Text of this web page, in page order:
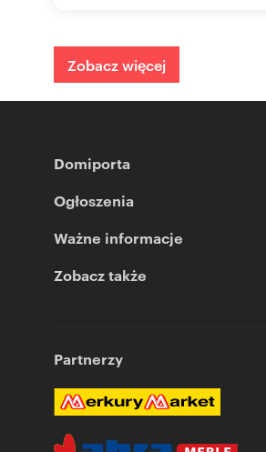
Zobacz więcej
Domiporta
Ogłoszenia
Ważne informacje
Zobacz także
Partnerzy